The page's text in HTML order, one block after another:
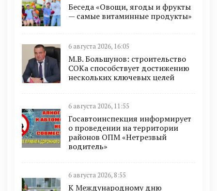
Беседа «Овощи, ягоды и фрукты
— самые витаминные продукты»
6 августа 2026, 16:05
М.В. Большунов: строительство
СОКа способствует достижению
нескольких ключевых целей
6 августа 2026, 11:55
Госавтоинспекция информирует
о проведении на территории
районов ОПМ «Нетрезвый
водитель»
6 августа 2026, 8:55
К Международному дню